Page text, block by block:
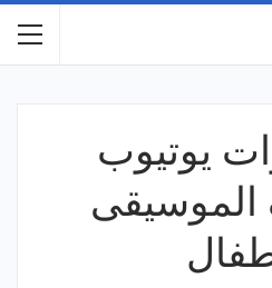
قنوات يوتيوب
الموسيقى